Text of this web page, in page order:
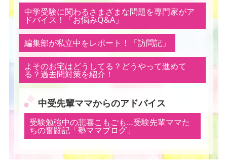
中学受験に関わるさまざまな問題を専門家がア
ドバイス！「お悩みQ&A」
編集部が私立中をレポート！「訪問記」
よそのお宅はどうしてる？どうやって進めて
る？過去問対策を紹介！
中受先輩ママからのアドバイス
受験勉強中の悲喜こもごも…受験先輩ママた
ちの奮闘記「塾ママブログ」